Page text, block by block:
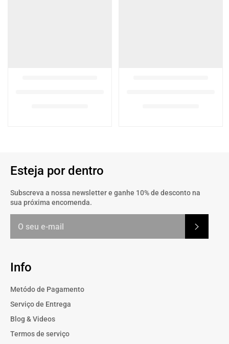
Esteja por dentro
Subscreva a nossa newsletter e ganhe 10% de desconto na
sua próxima encomenda.
Info
Metódo de Pagamento
Serviço de Entrega
Blog & Videos
Termos de serviço